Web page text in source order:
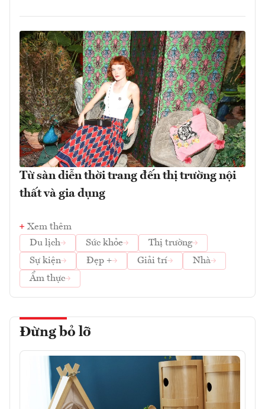
Từ sàn diễn thời trang đến thị trường nội
thất và gia dụng
Xem thêm
Du lịch
Sức khỏe
Thị trường
Sự kiện
Đẹp + Giải trí
Nhà
Ẩm thực
Đừng bỏ lỡ